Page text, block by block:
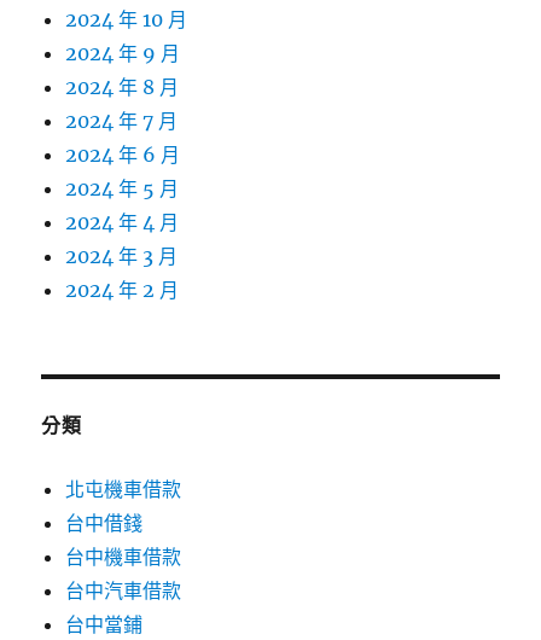
2024 年 10 月
2024 年 9 月
2024 年 8 月
2024 年 7 月
2024 年 6 月
2024 年 5 月
2024 年 4 月
2024 年 3 月
2024 年 2 月
分類
北屯機車借款
台中借錢
台中機車借款
台中汽車借款
台中當鋪